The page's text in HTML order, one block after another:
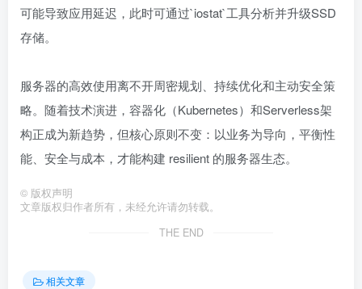
可能导致应用延迟，此时可通过`iostat`工具分析并升级SSD
存储。
服务器的高效使用离不开周密规划、持续优化和主动安全策
略。随着技术演进，容器化（Kubernetes）和Serverless架
构正成为新趋势，但核心原则不变：以业务为导向，平衡性
能、安全与成本，才能构建 resilient 的服务器生态。
© 版权声明
文章版权归作者所有，未经允许请勿转载。
THE END
相关文章